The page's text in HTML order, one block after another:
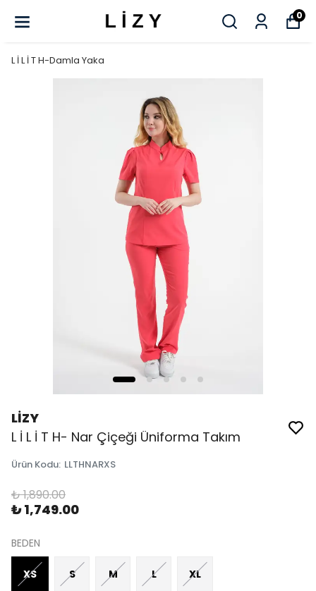
0
L İ L İ T H-Damla Yaka
LİZY
L İ L İ T H- Nar Çiçeği Üniforma Takım
Ürün Kodu: LLTHNARXS
₺ 1,890.00
₺ 1,749.00
BEDEN
XS S M L XL